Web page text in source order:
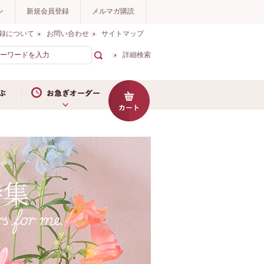
新規会員登録 メルマガ購読
について お問い合わせ サイトマップ
詳細検索